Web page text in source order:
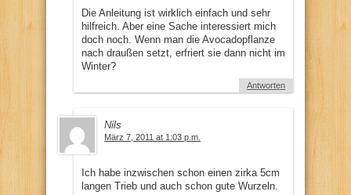
Die Anleitung ist wirklich einfach und sehr
hilfreich. Aber eine Sache interessiert mich
doch noch. Wenn man die Avocadopflanze
nach draußen setzt, erfriert sie dann nicht im
Winter?
Antworten
Nils
März 7, 2011 at 1:03 p.m.
Ich habe inzwischen schon einen zirka 5cm
langen Trieb und auch schon gute Wurzeln.